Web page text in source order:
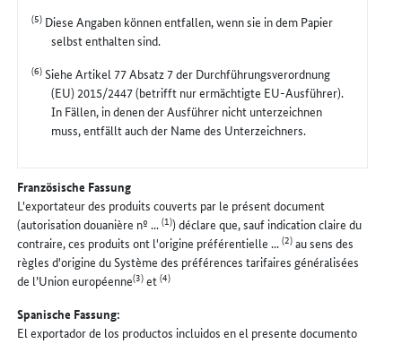
(5) Diese Angaben können entfallen, wenn sie in dem Papier
selbst enthalten sind.
(6)Siehe Artikel 77 Absatz 7 der Durchführungsverordnung
(EU) 2015/2447 (betrifft nur ermächtigte EU-Ausführer).
In Fällen, in denen der Ausführer nicht unterzeichnen
muss, entfällt auch der Name des Unterzeichners.
Französische Fassung
L'exportateur des produits couverts par le présent document
(autorisation douanière nº ...(1)) déclare que, sauf indication claire du
contraire, ces produits ont l'origine préférentielle ...(2)au sens des
règles d'origine du Système des préférences tarifaires généralisées
de l’Union européenne(3)et(4)
Spanische Fassung:
El exportador de los productos incluidos en el presente documento